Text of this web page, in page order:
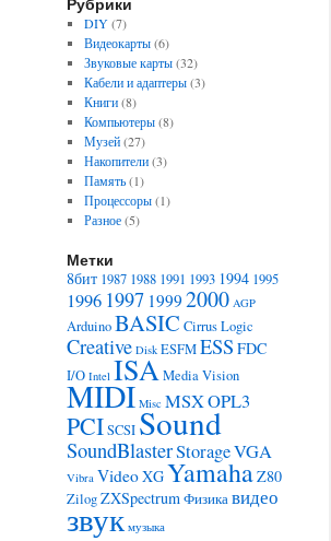
DIY(7)
Видеокарты(6)
Звуковые карты(32)
Кабели и адаптеры(3)
Книги(8)
Компьютеры(8)
Музей(27)
Накопители(3)
Память(1)
Процессоры(1)
Разное(5)
Метки
8бит 1987 1988 1991 1993 1994 1995
1996 1997 1999 2000 AGP
ArduinoBASIC Cirrus Logic
Creative Disk ESFMESS FDC
I/O Intel ISAMedia Vision
MIDI Misc MSXOPL3
PCISCSISound
SoundBlasterStorageVGA
Vibra VideoXGYamahaZ80
ZilogZXSpectrumФизикавидео
звук музыка